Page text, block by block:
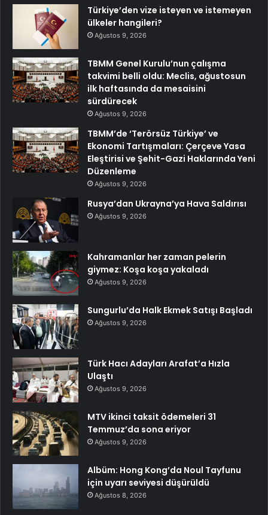
Türkiye’den vize isteyen ve istemeyen
ülkeler hangileri?
Ağustos 9, 2026
TBMM Genel Kurulu’nun çalışma
takvimi belli oldu: Meclis, ağustosun
ilk haftasında da mesaisini
sürdürecek
Ağustos 9, 2026
TBMM’de ‘Terörsüz Türkiye’ ve
Ekonomi Tartışmaları: Çerçeve Yasa
Eleştirisi ve Şehit-Gazi Haklarında Yeni
Düzenleme
Ağustos 9, 2026
Rusya’dan Ukrayna’ya Hava Saldırısı
Ağustos 9, 2026
Kahramanlar her zaman pelerin
giymez: Koşa koşa yakaladı
Ağustos 9, 2026
Sungurlu’da Halk Ekmek Satışı Başladı
Ağustos 9, 2026
Türk Hacı Adayları Arafat’a Hızla
Ulaştı
Ağustos 9, 2026
MTV ikinci taksit ödemeleri 31
Temmuz’da sona eriyor
Ağustos 9, 2026
Albüm: Hong Kong’da Noul Tayfunu
için uyarı seviyesi düşürüldü
Ağustos 8, 2026